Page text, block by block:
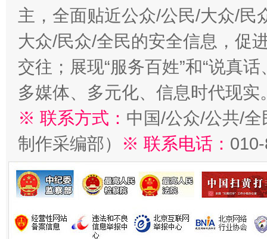
主，全面贴近公众/公民/大众/民
大众/民众/全民的安全信息，促
交往；展现“服务百姓”和“说真
多媒体、多元化、信息时代现实
※ 联系方式： 中国/公众/公共/
制作采编部）
※ 联系电话：